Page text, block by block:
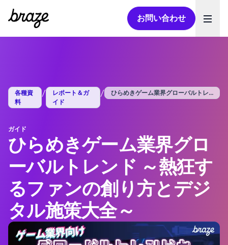
お問い合わせ
各種資
料
/
レポート＆ガ
イド
/ ひらめきゲーム業界グローバルトレンド ～...
ガイド
ひらめきゲーム業界グロ
ーバルトレンド ～熱狂す
るファンの創り方とデジ
タル施策大全～